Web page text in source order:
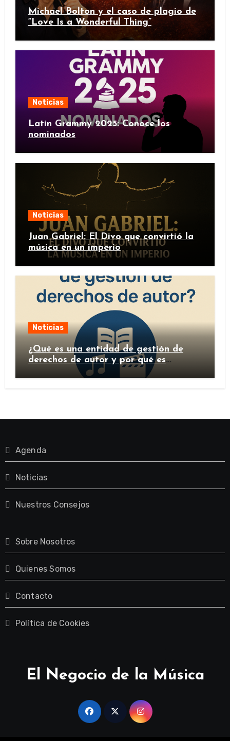
Michael Bolton y el caso de plagio de
“Love Is a Wonderful Thing”
Noticias
Latin Grammy 2025: Conoce los
nominados
Noticias
Juan Gabriel: El Divo que convirtió la
música en un imperio
Noticias
¿Qué es una entidad de gestión de
derechos de autor y por qué es
importante?
Agenda
Noticias
Nuestros Consejos
Sobre Nosotros
Quienes Somos
Contacto
Política de Cookies
El Negocio de la Música